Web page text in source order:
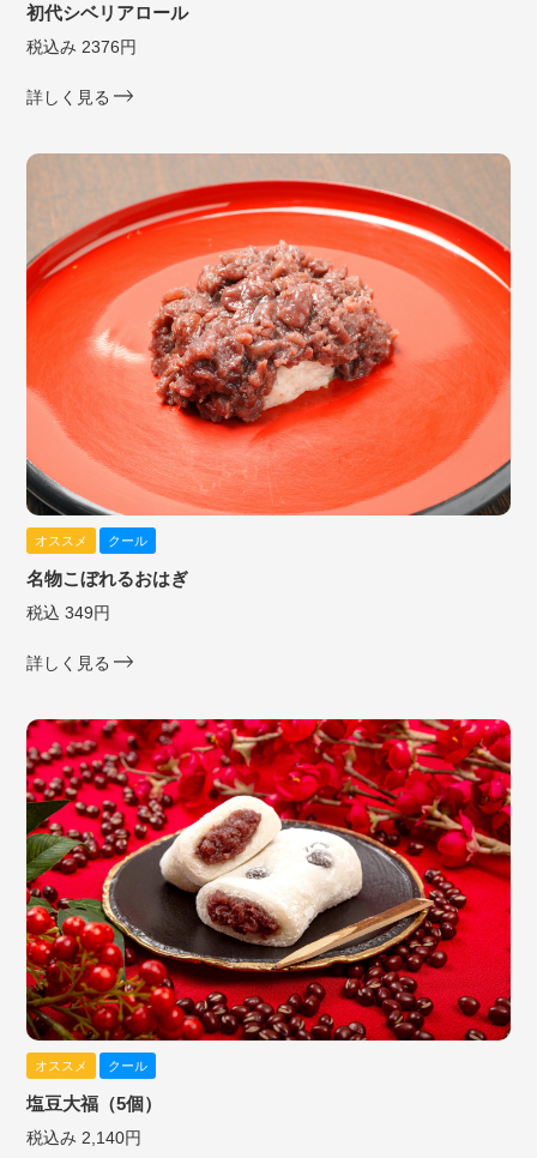
初代シベリアロール
税込み 2376円
詳しく見る
オススメ クール
名物こぼれるおはぎ
税込 349円
詳しく見る
オススメ クール
塩豆大福（5個）
税込み 2,140円